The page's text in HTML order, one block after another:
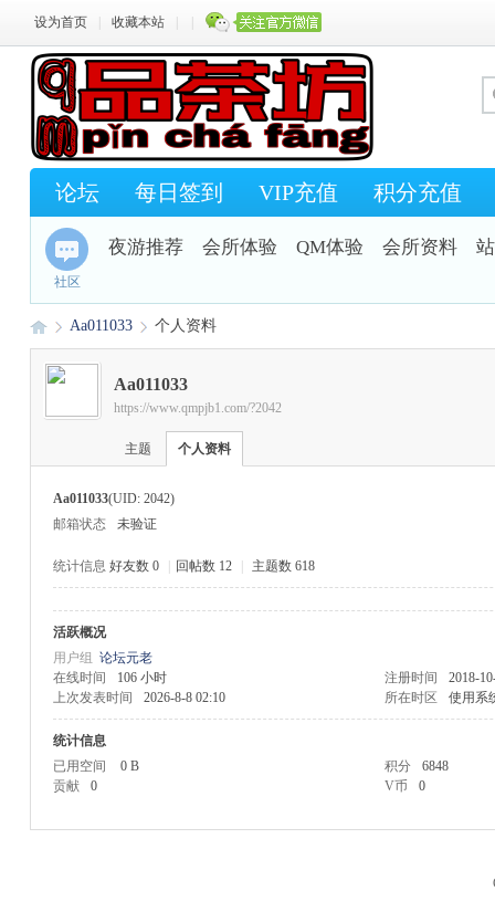
设为首页 收藏本站
论坛 每日签到 VIP充值 积分充值
社区
夜游推荐 会所体验 QM体验 会所资料
›
Aa011033 个人资料
Aa011033
https://www.qmpjb1.com/?2042
主题 个人资料
Aa011033(UID: 2042)
邮箱状态
未验证
统计信息 好友数 0 回帖数 12 主题数 618
活跃概况
用户组 论坛元老
在线时间
106 小时 注册时间
2018-
上次发表时间
2026-8-8 02:10 所在时区 使用系
统计信息
已用空间
0 B 积分
6848
贡献
0 V币 0